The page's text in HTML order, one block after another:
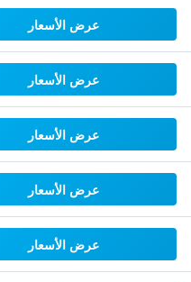
عرض الأسعار
عرض الأسعار
عرض الأسعار
عرض الأسعار
عرض الأسعار